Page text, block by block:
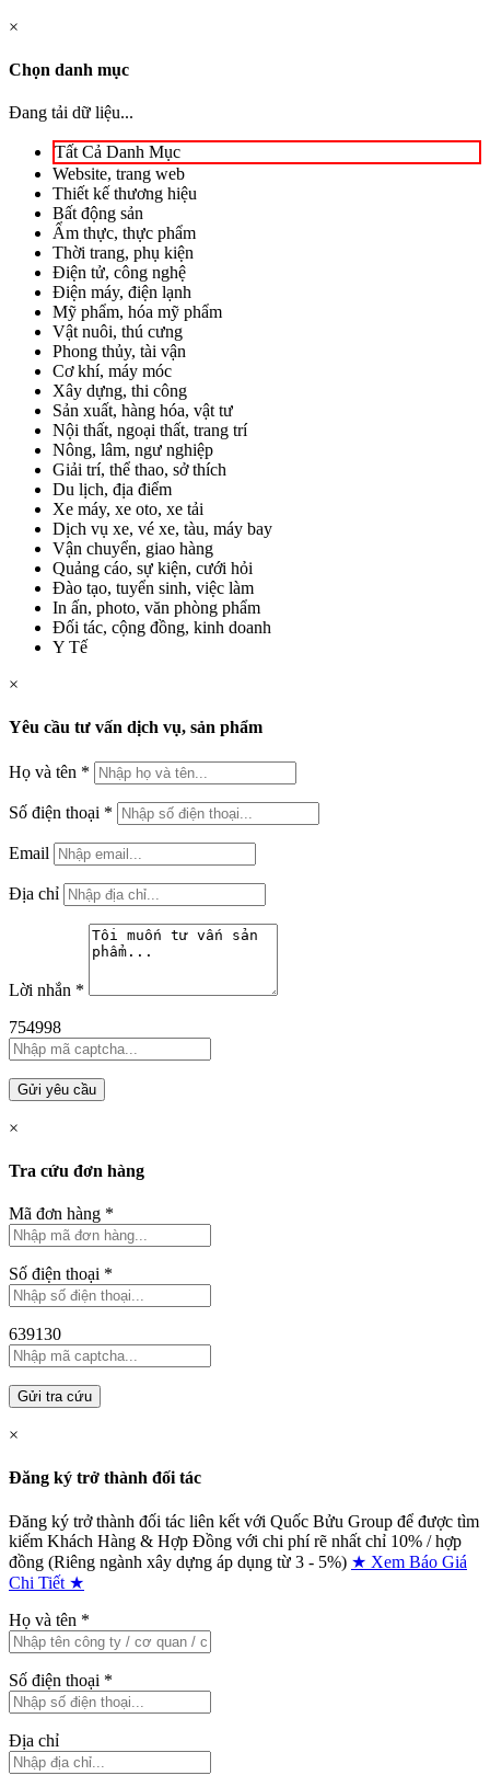
×
Chọn danh mục
Đang tải dữ liệu...
Tất Cả Danh Mục
Website, trang web
Thiết kế thương hiệu
Bất động sản
Ẩm thực, thực phẩm
Thời trang, phụ kiện
Điện tử, công nghệ
Điện máy, điện lạnh
Mỹ phẩm, hóa mỹ phẩm
Vật nuôi, thú cưng
Phong thủy, tài vận
Cơ khí, máy móc
Xây dựng, thi công
Sản xuất, hàng hóa, vật tư
Nội thất, ngoại thất, trang trí
Nông, lâm, ngư nghiệp
Giải trí, thể thao, sở thích
Du lịch, địa điểm
Xe máy, xe oto, xe tải
Dịch vụ xe, vé xe, tàu, máy bay
Vận chuyển, giao hàng
Quảng cáo, sự kiện, cưới hỏi
Đào tạo, tuyển sinh, việc làm
In ấn, photo, văn phòng phẩm
Đối tác, cộng đồng, kinh doanh
Y Tế
×
Yêu cầu tư vấn dịch vụ, sản phẩm
Họ và tên *
Số điện thoại *
Email
Địa chỉ
Lời nhắn *
754998
Gửi yêu cầu
×
Tra cứu đơn hàng
Mã đơn hàng *
Số điện thoại *
639130
Gửi tra cứu
×
Đăng ký trở thành đối tác
Đăng ký trở thành đối tác liên kết với Quốc Bửu Group để được tìm
kiếm Khách Hàng & Hợp Đồng với chi phí rẽ nhất chỉ 10% / hợp
đồng (Riêng ngành xây dựng áp dụng từ 3 - 5%) ★ Xem Báo Giá
Chi Tiết ★
Họ và tên *
Số điện thoại *
Địa chỉ